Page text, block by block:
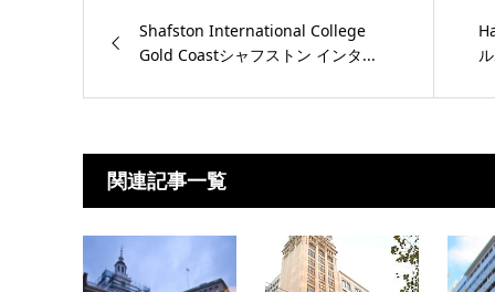
Shafston International College
Gold Coastシャフストン インタ...
関連記事一覧